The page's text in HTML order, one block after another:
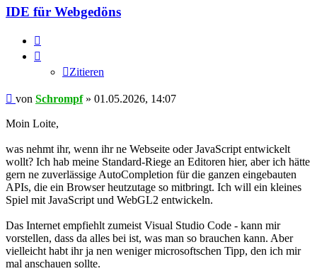
IDE für Webgedöns
Zitieren
Beitrag
von Schrompf» 01.05.2026, 14:07
Moin Loite,
was nehmt ihr, wenn ihr ne Webseite oder JavaScript entwickelt
wollt? Ich hab meine Standard-Riege an Editoren hier, aber ich hätte
gern ne zuverlässige AutoCompletion für die ganzen eingebauten
APIs, die ein Browser heutzutage so mitbringt. Ich will ein kleines
Spiel mit JavaScript und WebGL2 entwickeln.
Das Internet empfiehlt zumeist Visual Studio Code - kann mir
vorstellen, dass da alles bei ist, was man so brauchen kann. Aber
vielleicht habt ihr ja nen weniger microsoftschen Tipp, den ich mir
mal anschauen sollte.